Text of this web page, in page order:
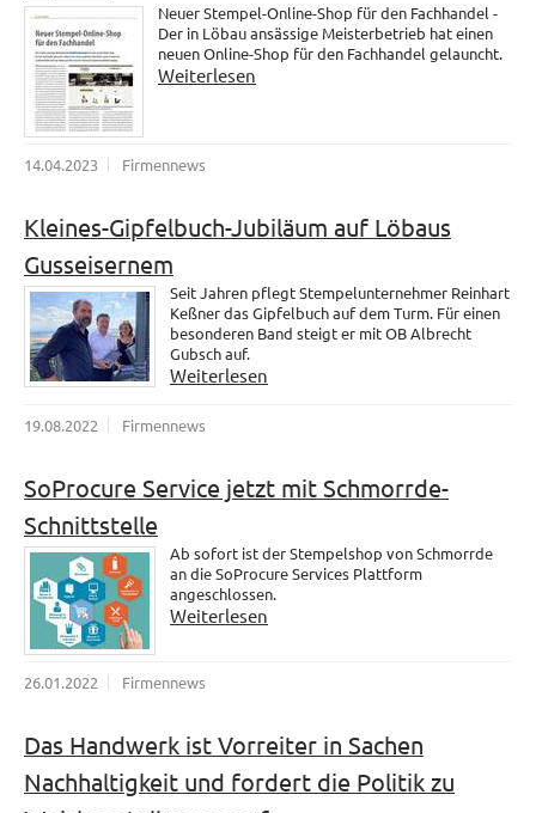
Neuer Stempel-Online-Shop für den Fachhandel -
Der in Löbau ansässige Meisterbetrieb hat einen
neuen Online-Shop für den Fachhandel gelauncht.
Weiterlesen
14.04.2023 Firmennews
Kleines-Gipfelbuch-Jubiläum auf Löbaus
Gusseisernem
Seit Jahren pflegt Stempelunternehmer Reinhart
Keßner das Gipfelbuch auf dem Turm. Für einen
besonderen Band steigt er mit OB Albrecht
Gubsch auf.
Weiterlesen
19.08.2022 Firmennews
SoProcure Service jetzt mit Schmorrde-
Schnittstelle
Ab sofort ist der Stempelshop von Schmorrde
an die SoProcure Services Plattform
angeschlossen.
Weiterlesen
26.01.2022 Firmennews
Das Handwerk ist Vorreiter in Sachen
Nachhaltigkeit und fordert die Politik zu